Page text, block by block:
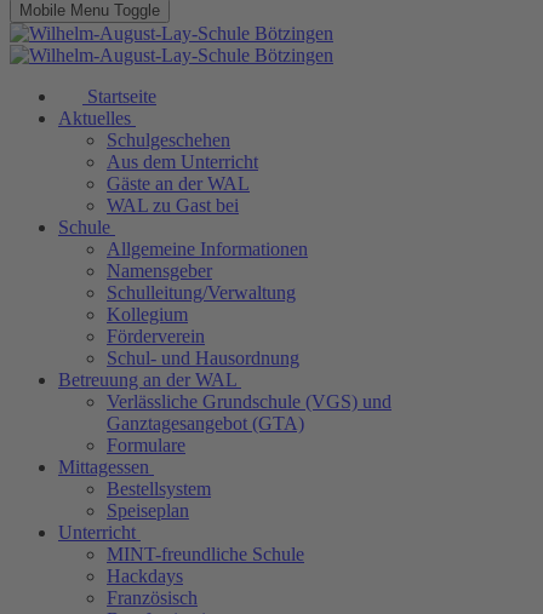
Mobile Menu Toggle
Startseite
Aktuelles
Schulgeschehen
Aus dem Unterricht
Gäste an der WAL
WAL zu Gast bei
Schule
Allgemeine Informationen
Namensgeber
Schulleitung/Verwaltung
Kollegium
Förderverein
Schul- und Hausordnung
Betreuung an der WAL
Verlässliche Grundschule (VGS) und
Ganztagesangebot (GTA)
Formulare
Mittagessen
Bestellsystem
Speiseplan
Unterricht
MINT-freundliche Schule
Hackdays
Französisch